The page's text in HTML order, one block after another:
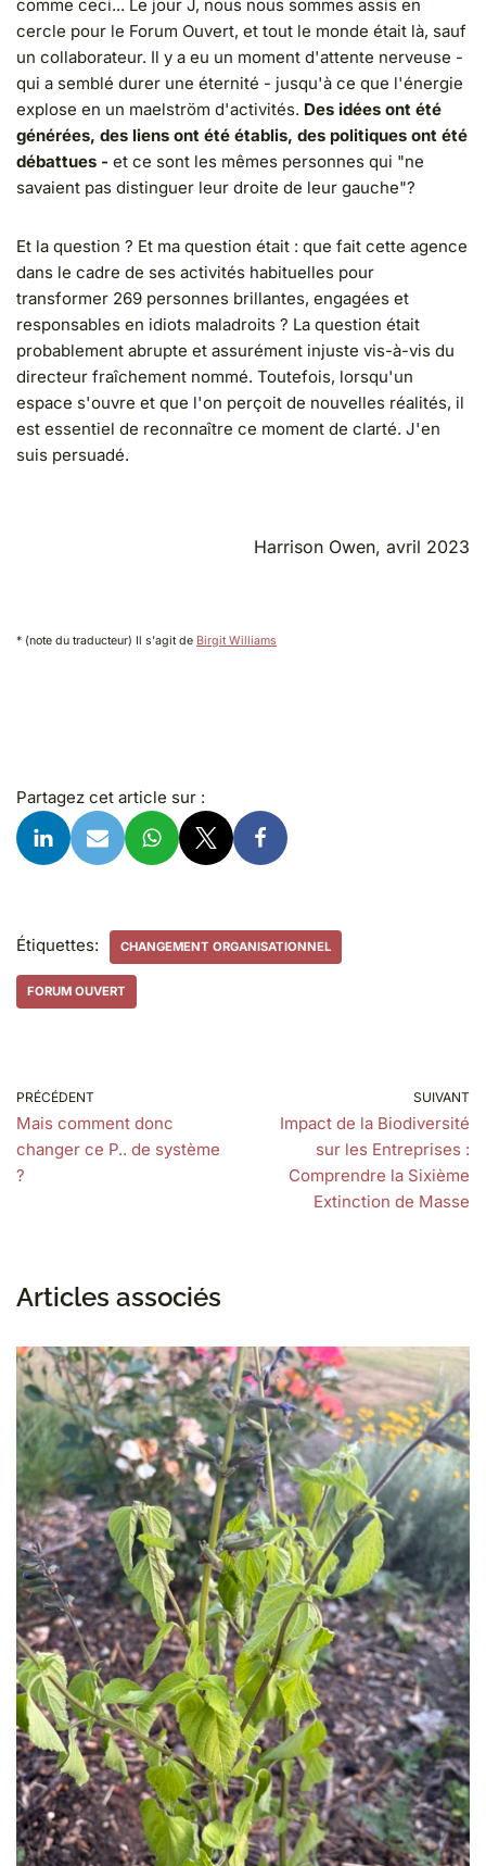
comme ceci... Le jour J, nous nous sommes assis en
cercle pour le Forum Ouvert, et tout le monde était là, sauf
un collaborateur. Il y a eu un moment d'attente nerveuse -
qui a semblé durer une éternité - jusqu'à ce que l'énergie
explose en un maelström d'activités. Des idées ont été
générées, des liens ont été établis, des politiques ont été
débattues - et ce sont les mêmes personnes qui "ne
savaient pas distinguer leur droite de leur gauche"?
Et la question ? Et ma question était : que fait cette agence
dans le cadre de ses activités habituelles pour
transformer 269 personnes brillantes, engagées et
responsables en idiots maladroits ? La question était
probablement abrupte et assurément injuste vis-à-vis du
directeur fraîchement nommé. Toutefois, lorsqu'un
espace s'ouvre et que l'on perçoit de nouvelles réalités, il
est essentiel de reconnaître ce moment de clarté. J'en
suis persuadé.
Harrison Owen, avril 2023
* (note du traducteur) Il s'agit de Birgit Williams
Partagez cet article sur :
Étiquettes: CHANGEMENT ORGANISATIONNEL
FORUM OUVERT
PRÉCÉDENT
Mais comment donc
changer ce P.. de système
?
SUIVANT
Impact de la Biodiversité
sur les Entreprises :
Comprendre la Sixième
Extinction de Masse
Articles associés